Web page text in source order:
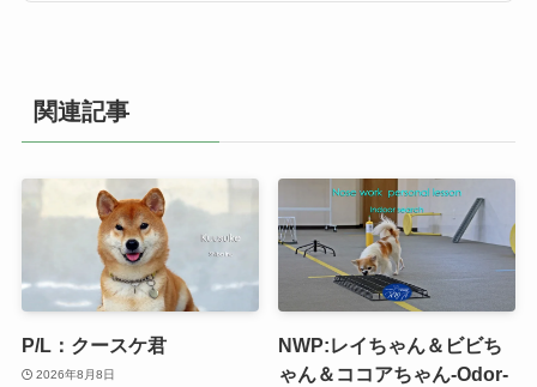
関連記事
P/L：クースケ君
2026年8月8日
NWP:レイちゃん＆ビビち
ゃん＆ココアちゃん-Odor-